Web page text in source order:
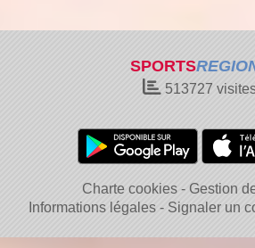
SPORTS
513727
Charte cookies
Gestion
Informations légales
Signaler un